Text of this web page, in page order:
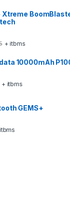
Xtreme
+ itbms
10000mAh
+ itbms
GEMS+